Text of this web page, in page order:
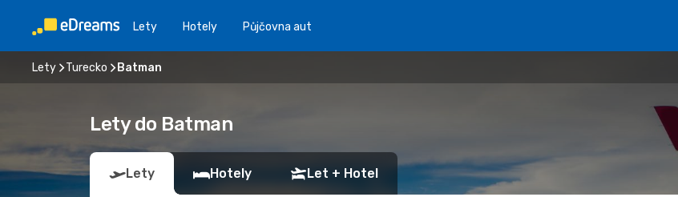
Lety Hotely Půjčovna aut
Lety Turecko Batman
Lety do Batman
Lety Hotely Let + Hotel